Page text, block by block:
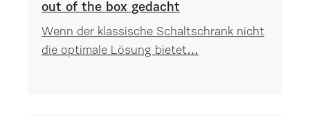
out of the box gedacht
Wenn der klassische Schaltschrank nicht
die optimale Lösung bietet…